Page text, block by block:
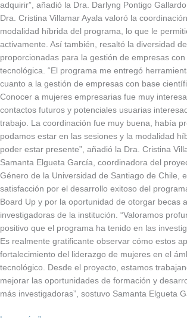
adquirir”, añadió la Dra. Darlyng Pontigo
Dra. Cristina Villamar Ayala valoró la
modalidad híbrida del programa, lo que le
activamente. Así también, resaltó la diversidad
proporcionadas para la gestión de empresas
tecnológica. “El programa me entregó
cuanto a la gestión de empresas con base
Conocer a mujeres empresarias fue muy
contactos futuros y potenciales usuarias
trabajo. La coordinación fue muy buena, había
podamos estar en las sesiones y la modalidad
poder estar presente”, añadió la Dra. Cristina
Samanta Elgueta García, coordinadora del
Género de la Universidad de Santiago de Chile,
satisfacción por el desarrollo exitoso del
Board Up y por la oportunidad de otorgar becas
investigadoras de la institución. “Valoramos
positivo que el programa ha tenido en las
Es realmente gratificante observar cómo estos
fortalecimiento del liderazgo de mujeres en el
tecnológico. Desde el proyecto, estamos
mejorar las oportunidades de formación y
más investigadoras”, sostuvo Samanta Elgueta